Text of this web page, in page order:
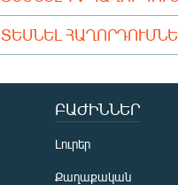
ՏԵՍՆԵԼ
ԲԱԺԻՆՆԵՐ
Լուրեր
Քաղաքական